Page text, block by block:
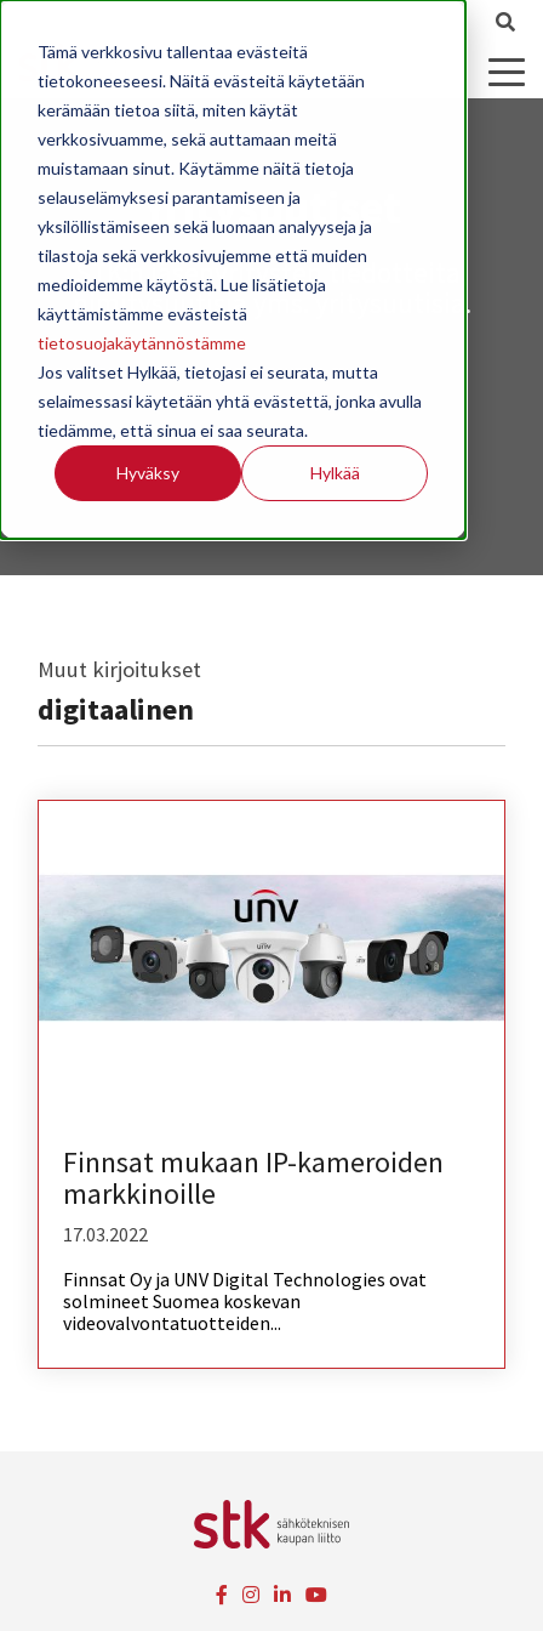
Tämä verkkosivu tallentaa evästeitä
tietokoneeseesi. Näitä evästeitä käytetään
kerämään tietoa siitä, miten käytät
verkkosivuamme, sekä auttamaan meitä
muistamaan sinut. Käytämme näitä tietoja
selauselämyksesi parantamiseen ja
yksilöllistämiseen sekä luomaan analyyseja ja
tilastoja sekä verkkosivujemme että muiden
medioidemme käytöstä. Lue lisätietoja
käyttämistämme evästeistä
tietosuojakäytännöstämme
Jos valitset Hylkää, tietojasi ei seurata, mutta
selaimessasi käytetään yhtä evästettä, jonka avulla
tiedämme, että sinua ei saa seurata.
Hyväksy Hylkää
Yritysuutiset
STK:n jäsenyritysten tiedotteita,
nimitysuutisia yms. yritysuutisia.
Muut kirjoitukset
digitaalinen
Finnsat mukaan IP-kameroiden
markkinoille
17.03.2022
Finnsat Oy ja UNV Digital Technologies ovat
solmineet Suomea koskevan
videovalvontatuotteiden...